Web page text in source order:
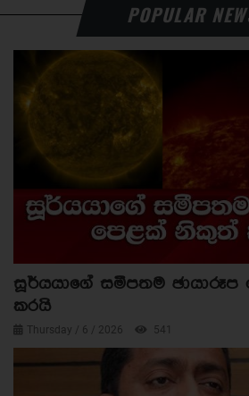
POPULAR
සූර්යයාගේ සමීපතම
කරයි
Thursday / 6 / 2026 541